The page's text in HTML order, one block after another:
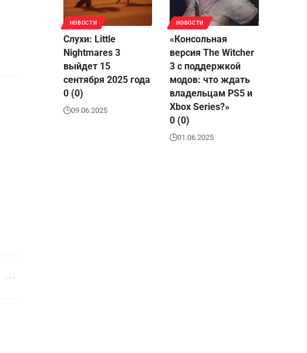
НОВОСТИ
Слухи: Little
Nightmares 3
выйдет 15
сентября 2025 года
0 (0)
09.06.2025
НОВОСТИ
«Консольная
версия The Witcher
3 с поддержкой
модов: что ждать
владельцам PS5 и
Xbox Series?»
0 (0)
01.06.2025